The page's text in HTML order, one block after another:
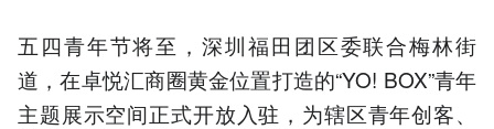
五四青年节将至，深圳福田团区委联合梅林街
道，在卓悦汇商圈黄金位置打造的“YO! BOX”青年
主题展示空间正式开放入驻，为辖区青年创客、